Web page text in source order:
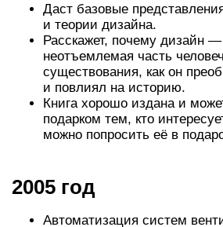
Даст базовые
и теории дизайна.
Расскажет, почему дизайн —
неотъемлемая часть
существования, как он
и повлиял на историю.
Книга хорошо издана и
подарком тем, кто
можно попросить её в
2005 год
Автоматизация систем